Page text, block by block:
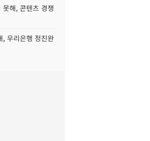
해, 콘텐츠 경쟁
우리은행 정진완